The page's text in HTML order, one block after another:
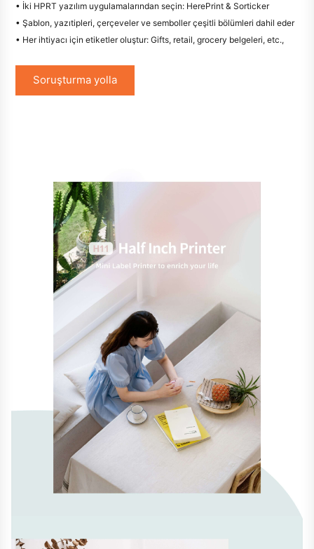
• İki HPRT yazılım uygulamalarından seçin: HerePrint & Sorticker
• Şablon, yazıtipleri, çerçeveler ve semboller çeşitli bölümleri dahil eder
• Her ihtiyacı için etiketler oluştur: Gifts, retail, grocery belgeleri, etc.,
Soruşturma yolla